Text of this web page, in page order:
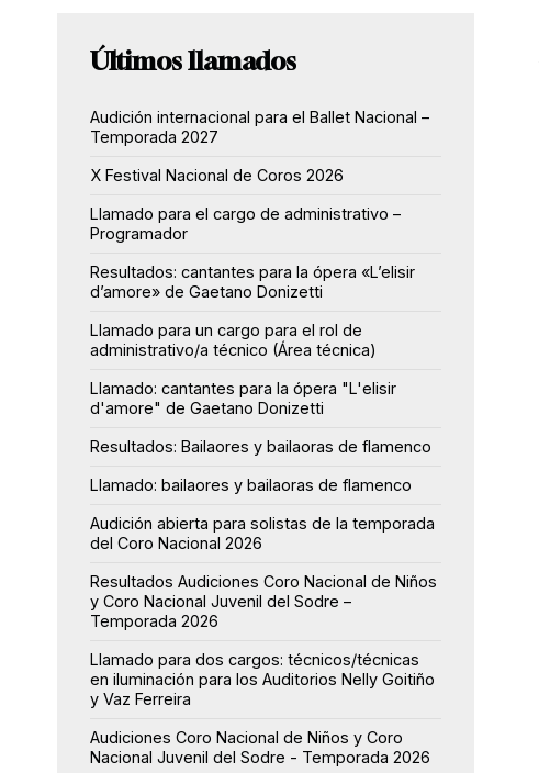
Últimos llamados
Audición internacional para el Ballet Nacional –
Temporada 2027
X Festival Nacional de Coros 2026
Llamado para el cargo de administrativo –
Programador
Resultados: cantantes para la ópera «L’elisir
d’amore» de Gaetano Donizetti
Llamado para un cargo para el rol de
administrativo/a técnico (Área técnica)
Llamado: cantantes para la ópera "L'elisir
d'amore" de Gaetano Donizetti
Resultados: Bailaores y bailaoras de flamenco
Llamado: bailaores y bailaoras de flamenco
Audición abierta para solistas de la temporada
del Coro Nacional 2026
Resultados Audiciones Coro Nacional de Niños
y Coro Nacional Juvenil del Sodre –
Temporada 2026
Llamado para dos cargos: técnicos/técnicas
en iluminación para los Auditorios Nelly Goitiño
y Vaz Ferreira
Audiciones Coro Nacional de Niños y Coro
Nacional Juvenil del Sodre - Temporada 2026